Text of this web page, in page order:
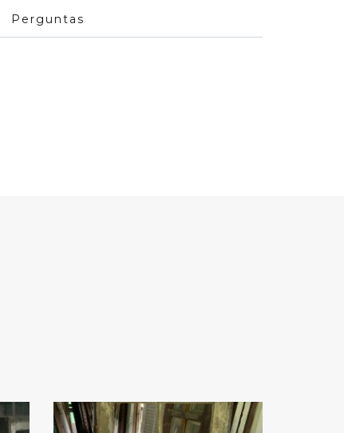
Perguntas